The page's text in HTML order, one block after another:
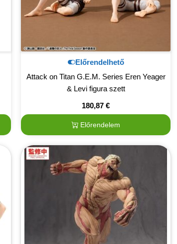
Előrendelhető
Attack on Titan G.E.M. Series Eren Yeager
& Levi figura szett
180,87€
Előrendelem